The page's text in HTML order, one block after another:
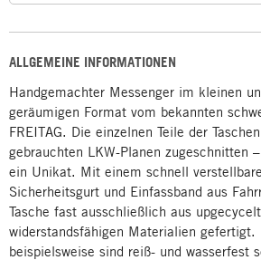
ALLGEMEINE INFORMATIONEN
Handgemachter Messenger im kleinen
geräumigen Format vom bekannten
FREITAG. Die einzelnen Teile der
gebrauchten LKW-Planen zugeschnitten
ein Unikat. Mit einem schnell
Sicherheitsgurt und Einfassband aus
Tasche fast ausschließlich aus
widerstandsfähigen Materialien gefertigt.
beispielsweise sind reiß- und wasserfest